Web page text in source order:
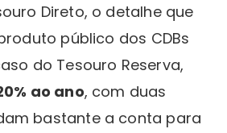
Direto, o detalhe que
público dos CDBs
do Tesouro Reserva,
ao ano, com duas
bastante a conta para